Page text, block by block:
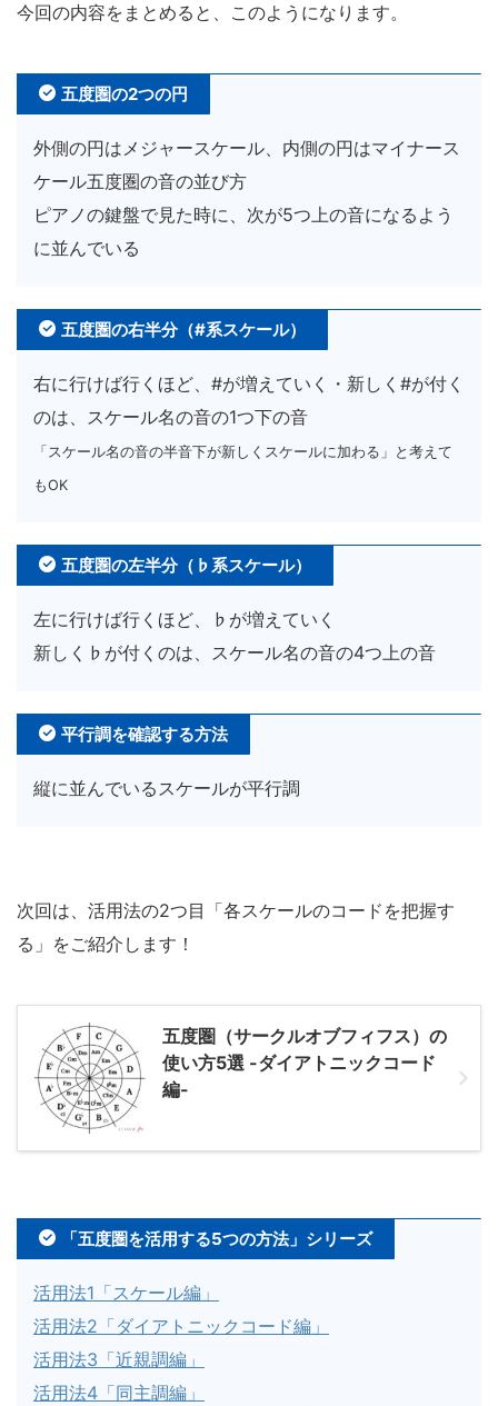
今回の内容をまとめると、このようになります。
五度圏の2つの円
外側の円はメジャースケール、内側の円はマイナース
ケール五度圏の音の並び方
ピアノの鍵盤で見た時に、次が5つ上の音になるよう
に並んでいる
五度圏の右半分（#系スケール）
右に行けば行くほど、#が増えていく・新しく#が付く
のは、スケール名の音の1つ下の音
「スケール名の音の半音下が新しくスケールに加わる」と考えて
もOK
五度圏の左半分（♭系スケール）
左に行けば行くほど、♭が増えていく
新しく♭が付くのは、スケール名の音の4つ上の音
平行調を確認する方法
縦に並んでいるスケールが平行調
次回は、活用法の2つ目「各スケールのコードを把握す
る」をご紹介します！
五度圏（サークルオブフィフス）の
使い方5選 -ダイアトニックコード
編-
「五度圏を活用する5つの方法」シリーズ
活用法1「スケール編」
活用法2「ダイアトニックコード編」
活用法3「近親調編」
活用法4「同主調編」